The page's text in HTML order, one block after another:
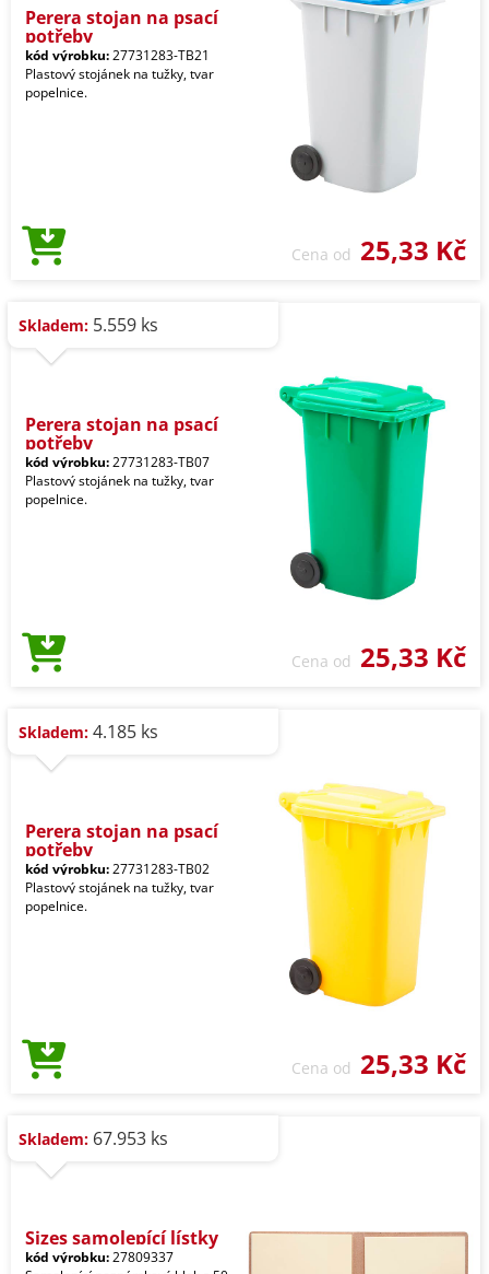
Perera stojan na psací
potřeby
kód výrobku:27731283-TB21
Plastový stojánek na tužky, tvar
popelnice.
Cena od 25,33 Kč
Skladem: 5.559 ks
Perera stojan na psací
potřeby
kód výrobku:27731283-TB07
Plastový stojánek na tužky, tvar
popelnice.
Cena od 25,33 Kč
Skladem: 4.185 ks
Perera stojan na psací
potřeby
kód výrobku:27731283-TB02
Plastový stojánek na tužky, tvar
popelnice.
Cena od 25,33 Kč
Skladem: 67.953 ks
Sizes samolepící lístky
kód výrobku:27809337